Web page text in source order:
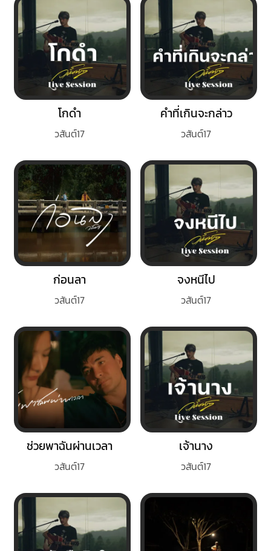
โกดำ
วสันต์17
คำที่เกินจะกล่าว
วสันต์17
ก่อนลา
วสันต์17
จงหนีไป
วสันต์17
ช่วยพาฉันผ่านเวลา
วสันต์17
เจ้านาง
วสันต์17